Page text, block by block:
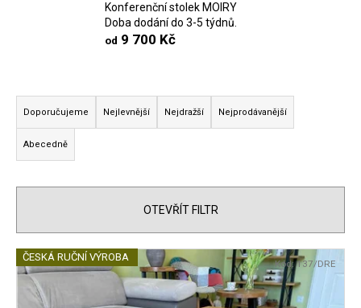
Konferenční stolek MOIRY
Doba dodání do 3-5 týdnů.
od 9 700 Kč
Ř
a
z
e
r
o
d
Doporučujeme Nejlevnější Nejdražší Nejprodávanější
Abecedně
OTEVŘÍT FILTR
V
ý
ČESKÁ RUČNÍ VÝROBA
Kód:137/DRE
?
HLEDAT
D
o